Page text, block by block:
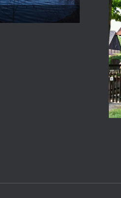
Silber Weide